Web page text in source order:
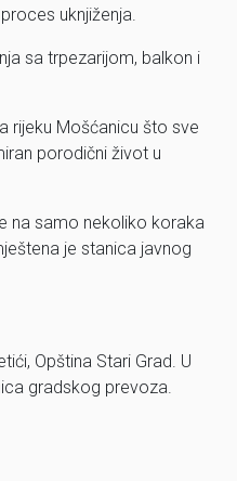
uknjiženja.
sa trpezarijom, balkon i
rijeku Mošćanicu što sve
porodični život u
na samo nekoliko koraka
je stanica javnog
Opština Stari Grad. U
gradskog prevoza.